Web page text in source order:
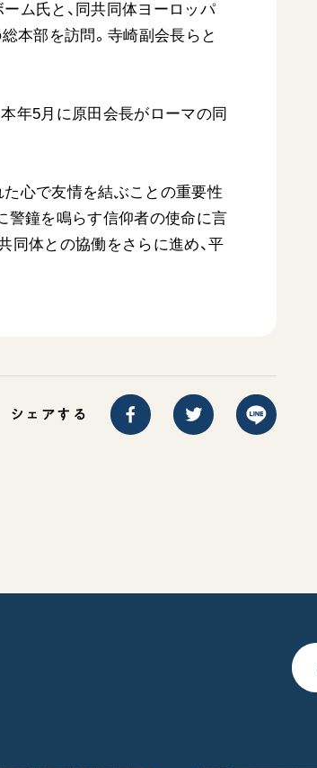
ルサイト
ム氏と、同共同体ヨーロッパ
本部を訪問。寺崎副会長らと
年5月に原田会長がローマの同
心で友情を結ぶことの重要性
警鐘を鳴らす信仰者の使命に言
同体との協働をさらに進め、平
シェアする